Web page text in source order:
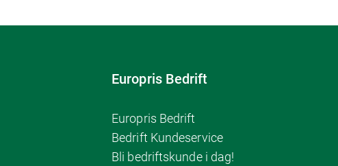
Europris Bedrift
Europris Bedrift
Bedrift Kundeservice
Bli bedriftskunde i dag!